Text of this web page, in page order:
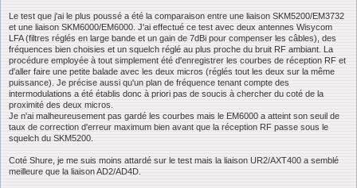
Le test que j'ai le plus poussé a été la comparaison entre une liaison SKM5200/EM3732
et une liaison SKM6000/EM6000. J'ai effectué ce test avec deux antennes Wisycom
LFA (filtres réglés en large bande et un gain de 7dBi pour compenser les câbles), des
fréquences bien choisies et un squelch réglé au plus proche du bruit RF ambiant. La
procédure employée à tout simplement été d'enregistrer les courbes de réception RF et
d'aller faire une petite balade avec les deux micros (réglés tout les deux sur la même
puissance). Je précise aussi qu'un plan de fréquence tenant compte des
intermodulations a été établis donc à priori pas de soucis à chercher du coté de la
proximité des deux micros.
Je n'ai malheureusement pas gardé les courbes mais le EM6000 a atteint son seuil de
taux de correction d'erreur maximum bien avant que la réception RF passe sous le
squelch du SKM5200.
Coté Shure, je me suis moins attardé sur le test mais la liaison UR2/AXT400 a semblé
meilleure que la liaison AD2/AD4D.